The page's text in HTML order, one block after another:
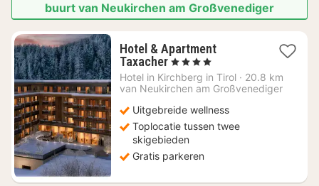
buurt van Neukirchen am Großvenediger
Hotel & Apartment
Taxacher1
nacht
vanaf
160
, 4 Sterren
Hotel in Kirchberg in Tirol · 20.8 km
van Neukirchen am Großvenediger
Uitgebreide wellness
Toplocatie tussen twee
skigebieden
Gratis parkeren